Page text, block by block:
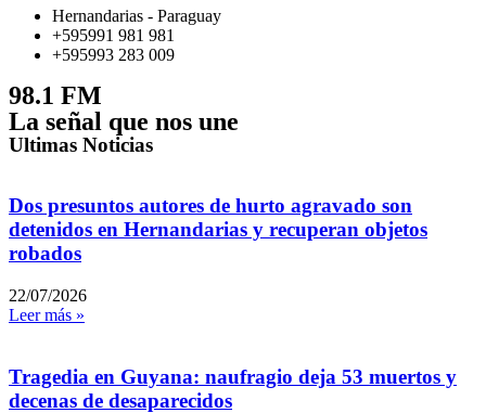
Hernandarias - Paraguay
+595991 981 981
+595993 283 009
98.1 FM
La señal que nos une
Ultimas Noticias
Dos presuntos autores de hurto agravado son
detenidos en Hernandarias y recuperan objetos
robados
22/07/2026
Leer más »
Tragedia en Guyana: naufragio deja 53 muertos y
decenas de desaparecidos